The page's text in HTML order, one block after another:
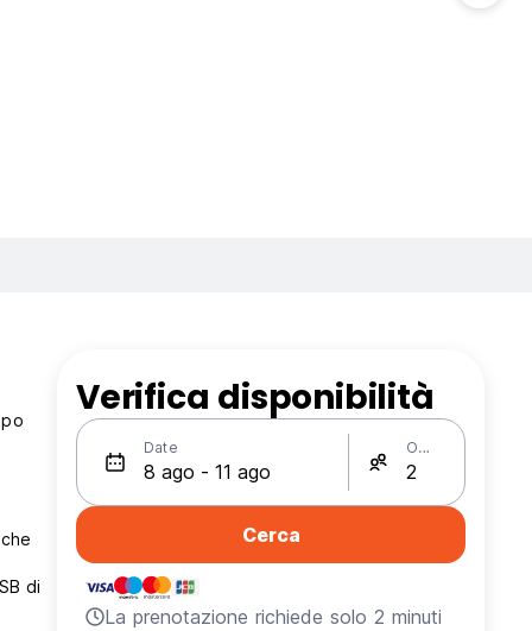
di
Verifica disponibilità
Date Ospiti
Cerca
La prenotazione richiede solo 2 minuti